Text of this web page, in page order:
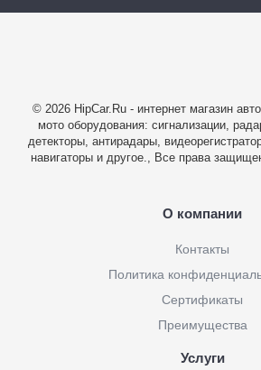
© 2026 HipCar.Ru - интернет магазин
мото оборудования: сигнализации,
детекторы, антирадары,
навигаторы и другое., Все права
О компании
Контакты
Политика
Сертификаты
Преимущества
Услуги